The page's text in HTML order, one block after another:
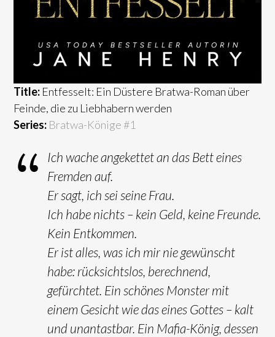
Title: Entfesselt: Ein Düstere Bratwa-Roman über
Feinde, die zu Liebhabern werden
Series: Bratwa-Könige #1
Ich wache angekettet an das Bett eines
Fremden auf.
Er sagt, ich sei seine Frau.
Ich habe nichts – kein Geld, keine Freunde.
Kein Entkommen.
Er ist alles, was ich mir nie gewünscht
habe: rücksichtslos, berechnend,
gefürchtet. Ein schönes Monster mit
einem Gesicht wie das eines Gottes – kalt
und unantastbar. Ein Mafia-König, dessen